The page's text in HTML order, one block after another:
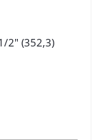
2" (352,3)